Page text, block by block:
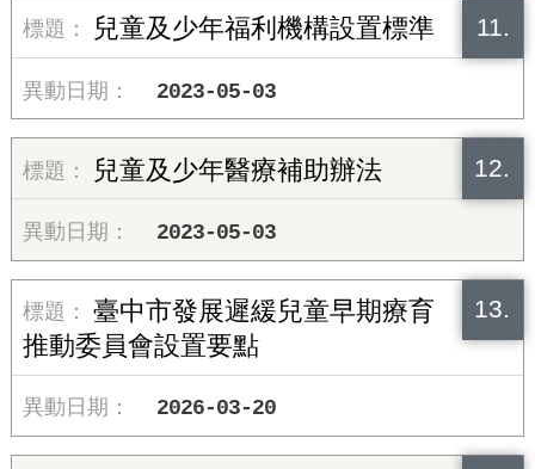
11.
兒童及少年福利機構設置標準
2023-05-03
12.
兒童及少年醫療補助辦法
2023-05-03
13.
臺中市發展遲緩兒童早期療育
推動委員會設置要點
2026-03-20